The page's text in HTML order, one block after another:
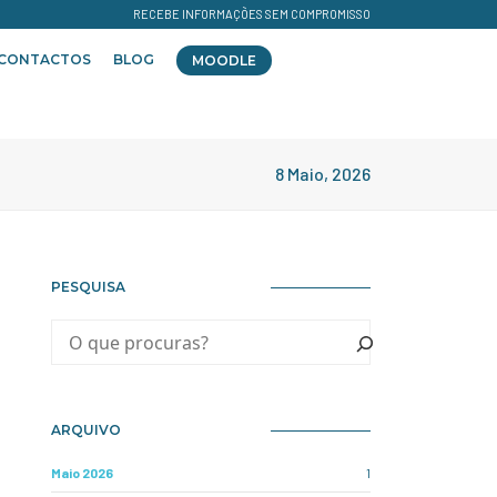
RECEBE INFORMAÇÕES SEM COMPROMISSO
BLOG MOODLE
8 Maio, 2026
PESQUISA
ARQUIVO
Maio 2026 1